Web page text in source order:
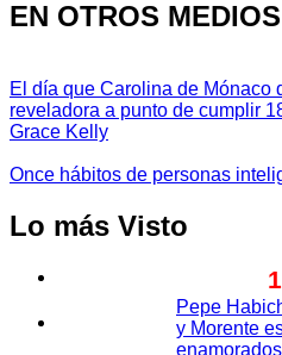
EN OTROS MEDIOS
El día que Carolina de Mónaco
reveladora a punto de cumplir
Grace Kelly
Once hábitos de personas
Lo más Visto
1
Pepe
y Morente